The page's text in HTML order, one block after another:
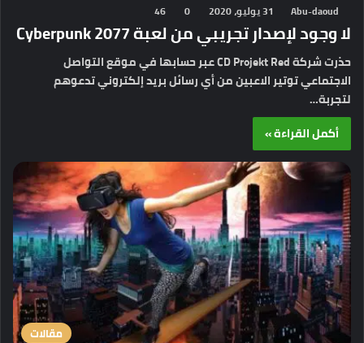
Abu-daoud 31 يوليو، 2020 0
46
لا وجود لإصدار تجريبي من لعبة Cyberpunk 2077
حذرت شركة CD Projekt Red عبر حسابها في موقع التواصل
الاجتماعي توتير الاعبين من أي رسائل بريد إلكتروني تدعوهم
لتجربة…
أكمل القراءة »
مقالات